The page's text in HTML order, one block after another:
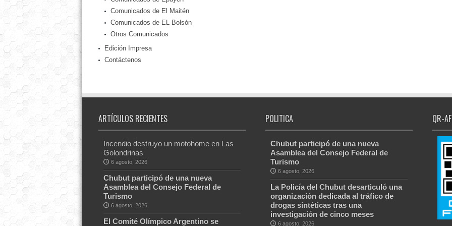
Comunicados de El Maitén
Comunicados de EL Bolsón
Otros Comunicados
Edición Impresa
Contáctenos
ARTÍCULOS RECIENTES
Incendio destruyo un motohome en Las
Golondrinas
6 agosto, 2026
Chubut participó de una nueva
Asamblea del Consejo Federal de
Turismo
6 agosto, 2026
El Comité Olímpico Argentino se
POLITICA
Chubut participó de una nueva
Asamblea del Consejo Federal de
Turismo
6 agosto, 2026
La Policía del Chubut desarticuló una
organización dedicada al tráfico de
drogas sintéticas tras una
investigación de cinco meses
6 agosto, 2026
QR-